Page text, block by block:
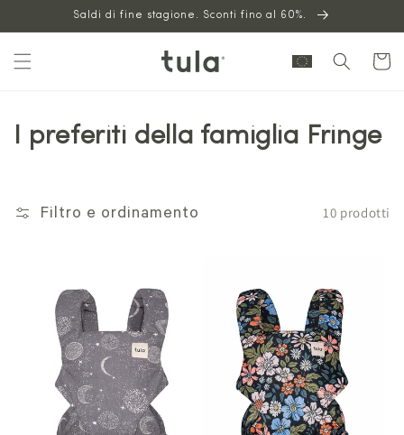
contenuto
Saldi di fine stagione. Sconti fino al 60%.
Carrello
I preferiti della famiglia Fringe
Filtro e ordinamento 10 prodotti